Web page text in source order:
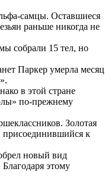
самцы. Оставшиеся
раньше никогда не
собрали 15 тел, но
Паркер умерла месяц
в этой стране
по-прежнему
Золотая
присоединившийся к
новый вид
этому